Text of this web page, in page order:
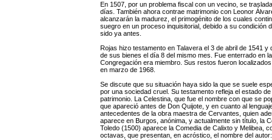
En 1507, por un problema fiscal con un vecino, se
días. También ahora contrae matrimonio con Leonor
alcanzarán la madurez, el primogénito de los cuales
suegro en un proceso inquisitorial, debido a su condición
sido ya antes.
Rojas hizo testamento en Talavera el 3 de abril de 1541
de sus bienes el día 8 del mismo mes. Fue enterrado en
Congregación era miembro. Sus restos fueron
en marzo de 1968.
Se discute que su situación haya sido la que se suele
por una sociedad cruel. Su testamento refleja el estado
patrimonio. La Celestina, que fue el nombre con que se
que apareció antes de Don Quijote, y en cuanto al
antecedentes de la obra maestra de Cervantes, quien
aparece en Burgos, anónima, y actualmente sin título, la
Toledo (1500) aparece la Comedia de Calixto y Melibea,
octavas, que presentan, en acróstico, el nombre del